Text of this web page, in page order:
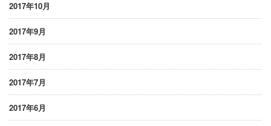
2017年10月
2017年9月
2017年8月
2017年7月
2017年6月